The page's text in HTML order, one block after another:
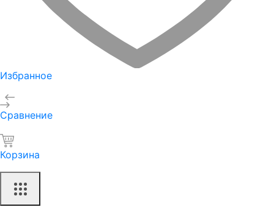
Избранное
Сравнение
Корзина